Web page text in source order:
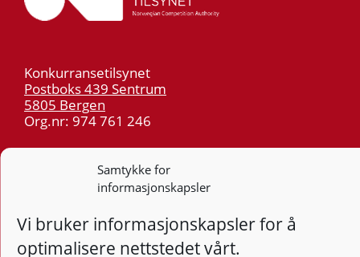
Samtykke for
informasjonskapsler
Vi bruker informasjonskapsler for å
optimalisere nettstedet vårt.
Konkurransetilsynet
Postboks 439 Sentrum
5805 Bergen
Org.nr: 974 761 246
55 59 75 00
post@kt.no